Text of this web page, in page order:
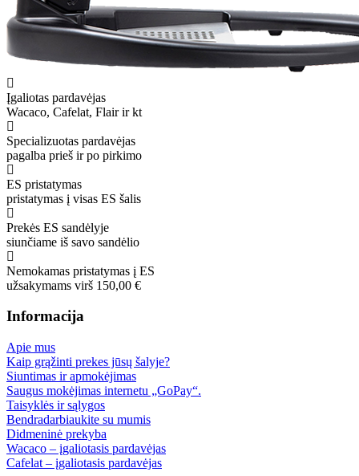
Įgaliotas pardavėjas
Wacaco, Cafelat, Flair ir kt
Specializuotas pardavėjas
pagalba prieš ir po pirkimo
ES pristatymas
pristatymas į visas ES šalis
Prekės ES sandėlyje
siunčiame iš savo sandėlio
Nemokamas pristatymas į ES
užsakymams virš 150,00 €
Informacija
Apie mus
Kaip grąžinti prekes jūsų šalyje?
Siuntimas ir apmokėjimas
Saugus mokėjimas internetu „GoPay“.
Taisyklės ir sąlygos
Bendradarbiaukite su mumis
Didmeninė prekyba
Wacaco – įgaliotasis pardavėjas
Cafelat – įgaliotasis pardavėjas